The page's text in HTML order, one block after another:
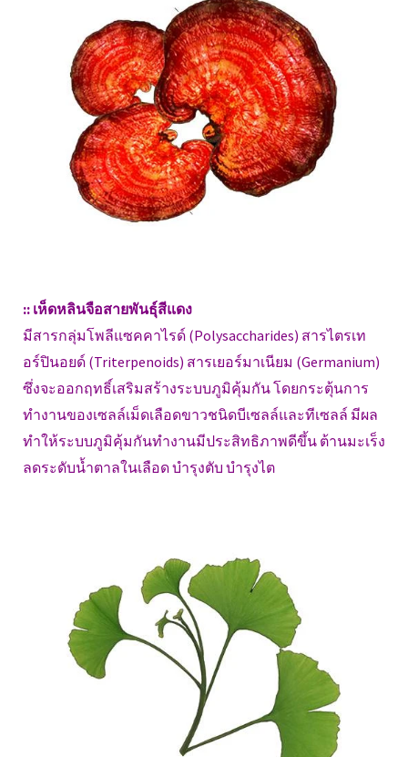
:: เห็ดหลินจือสายพันธุ์สีแดง
มีสารกลุ่มโพลีแซคคาไรด์ (Polysaccharides) สารไตรเท
อร์ปินอยด์ (Triterpenoids) สารเยอร์มาเนียม (Germanium)
ซึ่งจะออกฤทธิ์เสริมสร้างระบบภูมิคุ้มกัน โดยกระตุ้นการ
ทำงานของเซลล์เม็ดเลือดขาวชนิดบีเซลล์และทีเซลล์ มีผล
ทำให้ระบบภูมิคุ้มกันทำงานมีประสิทธิภาพดีขึ้น ต้านมะเร็ง
ลดระดับน้ำตาลในเลือด บำรุงตับ บำรุงไต